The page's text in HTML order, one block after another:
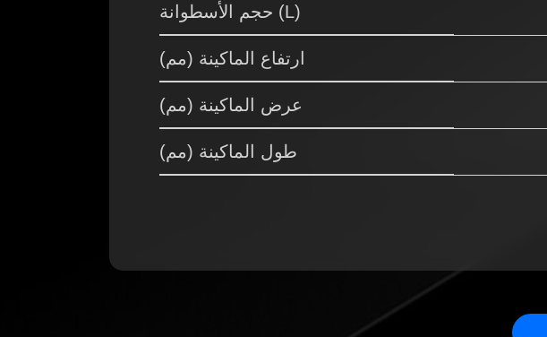
حجم الأسطوانة (L)
ارتفاع الماكينة (مم)
عرض الماكينة (مم)
طول الماكينة (مم)